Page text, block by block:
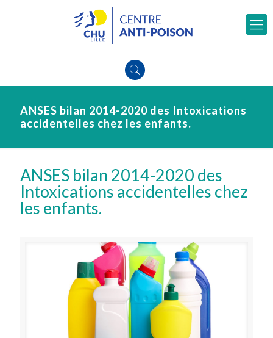
ANSES bilan 2014-2020 des Intoxications
accidentelles chez les enfants.
ANSES bilan 2014-2020 des
Intoxications accidentelles chez
les enfants.